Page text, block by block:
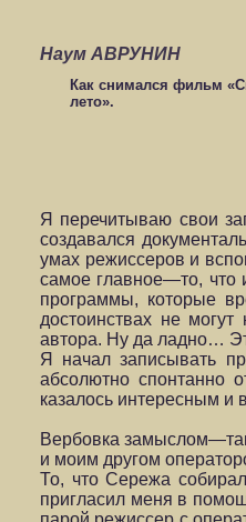
Наум АВРУНИН
Как снимался фильм
лето».
Я перечитываю свои
создавался
умах режиссеров и
самое главное—то, что
программы, которые
достоинствах не
автора. Ну да ладно…
Я начал записывать
абсолютно спонтанно
казалось интересным
Вербовка
и моим другом
То, что Сережа
пригласил меня в